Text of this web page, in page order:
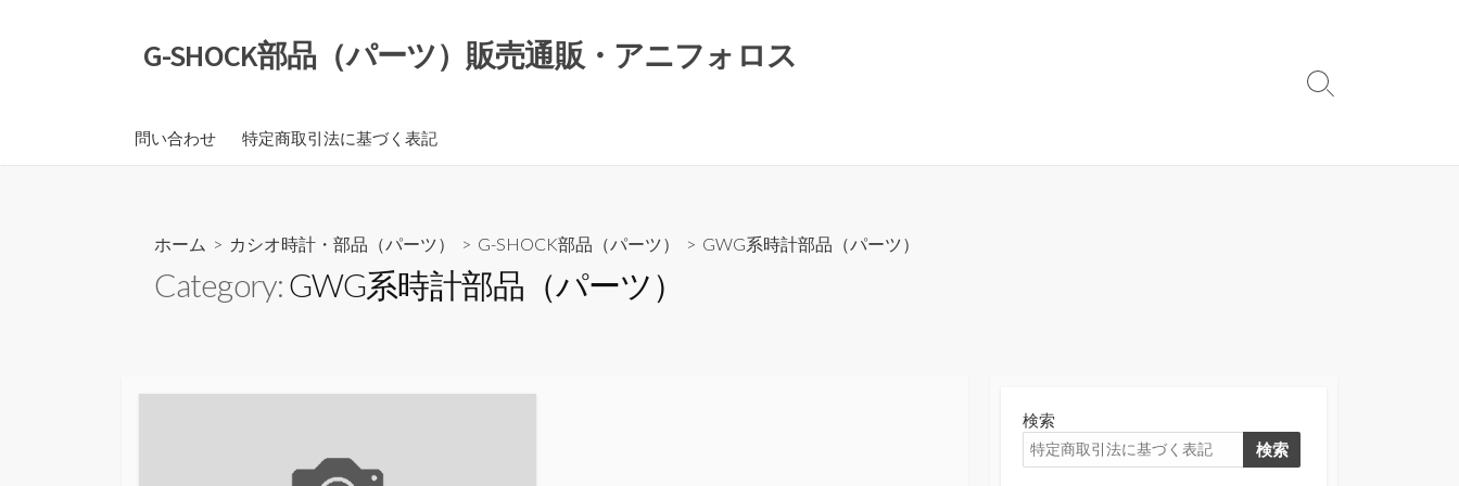
G-SHOCK部品（パーツ）販売通販・アニフォロス
問い合わせ 特定商取引法に基づく表記
検
ホーム > カシオ時計・部品（パーツ） > G-SHOCK部品（パーツ） > GWG系時計部品（パーツ）
Category:GWG系時計部品（パーツ）
検索
検索